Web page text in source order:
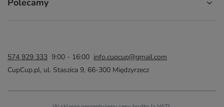
Polecamy
574 929 333 9:00 - 16:00 info.cupcup@gmail.com
CupCup.pl, ul. Staszica 9, 66-300 Międzyrzecz